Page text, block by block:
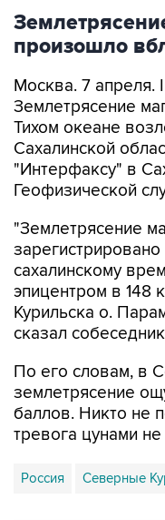
произошло
Москва. 7 апреля.
Землетрясение
Тихом океане
Сахалинской
"Интерфаксу" в
Геофизической
"Землетрясение
сахалинскому
эпицентром в
Курильска о.
сказал
По его словам, в
землетрясение
баллов. Никто не
тревога цунами
Россия Северные